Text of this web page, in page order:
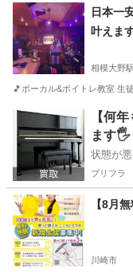
神奈川 横浜市 ベー
日本一
叶えま
相模大野駅
🎵ボーカル&ボイトレ教室 生
神奈川 相模原市 相
【何
ます🖐️
状態が
プリフラ
【8月
川崎市